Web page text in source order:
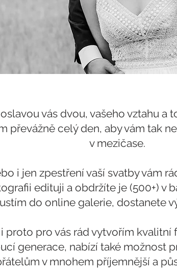
vás dvou, vašeho vztahu a
převážně celý den, aby vám tak
v mezičase.
i jen zpestření vaší svatby vám
edituji a obdržíte je (500+) v
do online galerie, dostanete
proto pro vás rád vytvořím kvalitní
generace, nabízí také možnost
v mnohem příjemnější a